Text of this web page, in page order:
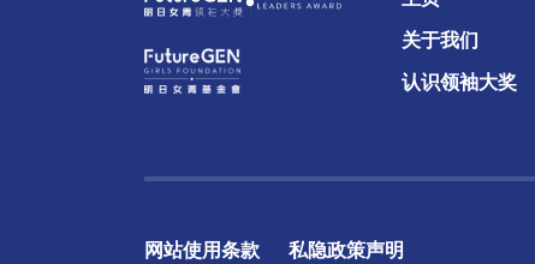
关于我们
认识领袖大奖
网站使用条款
私隐政策声明